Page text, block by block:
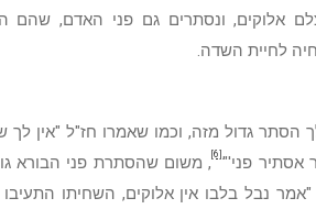
אלוקים, ונסתרים גם פני האדם, שהם
לחיית השדה.
הסתר גדול מזה, וכמו שאמרו חז"ל "אין
אסתיר פני'"[6], משום שהסתרת פני הבורא
נבל בלבו אין אלוקים, השחיתו התעיבו